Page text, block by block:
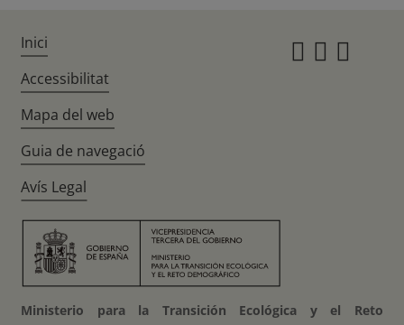
Inici
Accessibilitat
Mapa del web
Guia de navegació
Avís Legal
Ministerio para la Transición Ecológica y el Reto